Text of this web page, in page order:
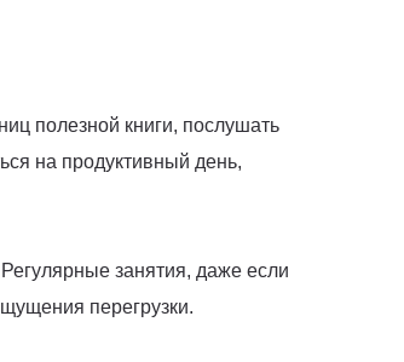
полезной книги, послушать
на продуктивный день,
занятия, даже если
перегрузки.